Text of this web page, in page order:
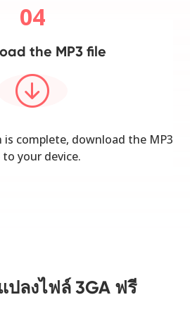
04
the MP3 file
is complete, download the MP3
your device.
ปลงไฟล์ 3GA ฟรี